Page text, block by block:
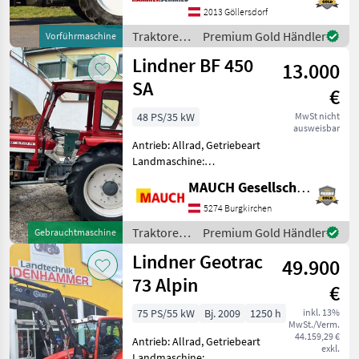
Vorführmaschine
430/540/750/1000,
Höchstgeschwindigkeit in
km/h: 40 km/h, Aufladun
2013 Göllersdorf
Traktoren
/ Lindner
Premium Gold Händler
Gebrauchtmaschine
Lindner BF 450
SA
13.000
€
MwSt nicht
ausweisbar
48 PS/35 kW
Antrieb: Allrad, Getriebeart
Landmaschine:
Verdeck,
Zapfwellendrehzahl:
540/1000,
Höchstgeschwindigkeit in
km/h: 25 km/h,
Bolzengröße Anhängevo
MAUCH Gesellschaft m.b.H. & Co.KG
5274 Burgkirchen
Traktoren
/ Lindner
Premium Gold Händler
Lindner Geotrac
73 Alpin
49.900
€
inkl. 13%
MwSt./Verm.
44.159,29 €
exkl.
75 PS/55 kW Bj. 2009
1250 h
Antrieb: Allrad, Getriebeart